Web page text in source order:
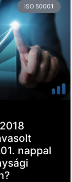
ISO 50001
nappal